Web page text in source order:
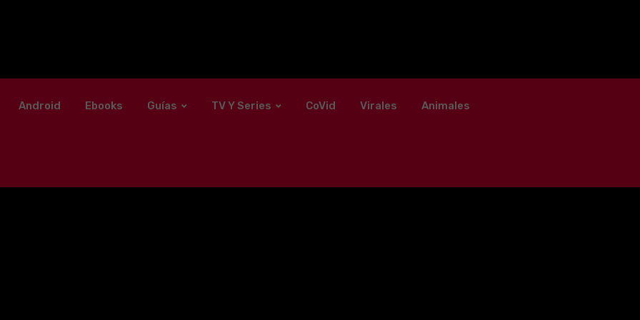
Android Ebooks Guías TV Y Series CoVid Virales Animales